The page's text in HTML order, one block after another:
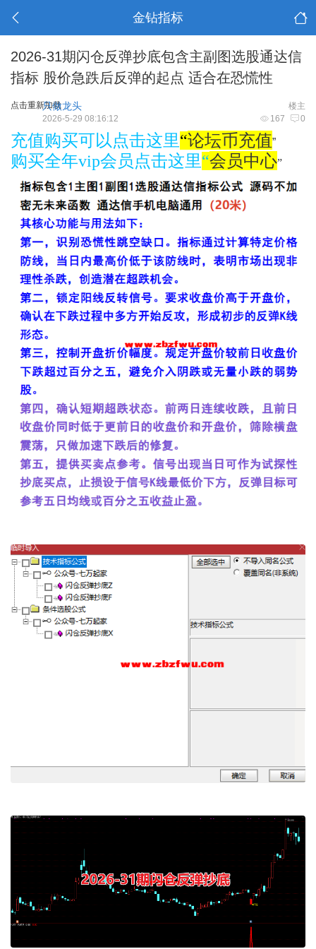
金钻指标
2026-31期闪仓反弹抄底包含主副图选股通达信
指标 股价急跌后反弹的起点 适合在恐慌性
点击重新加载 楼主
只做龙头
167 0
2026-5-29 08:16:12
充值购买可以点击这里“论坛币充值”
购买全年vip会员点击这里“会员中心”